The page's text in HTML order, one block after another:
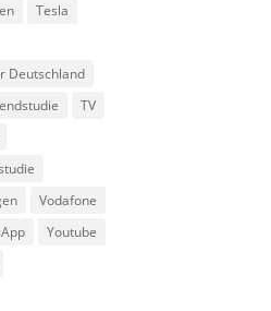
Tesla
Deutschland
TV
Vodafone
Youtube